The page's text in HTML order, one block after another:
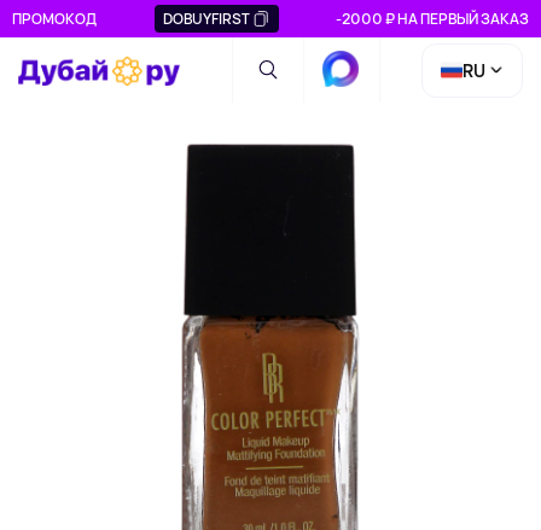
ПРОМОКОД DOBUYFIRST -2000 ₽ НА ПЕРВЫЙ ЗАКАЗ
RU